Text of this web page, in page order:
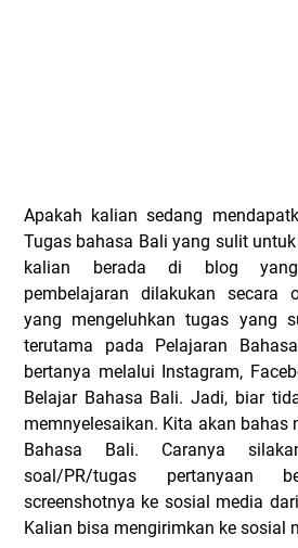
Apakah kalian sedang
Tugas bahasa Bali yang sulit
kalian berada di blog
pembelajaran dilakukan secara
yang mengeluhkan tugas yang
terutama pada Pelajaran
bertanya melalui Instagram,
Belajar Bahasa Bali. Jadi, biar
memnyelesaikan. Kita akan bahas
Bahasa Bali. Caranya
soal/PR/tugas pertanyaan
screenshotnya ke sosial media
Kalian bisa mengirimkan ke sosial